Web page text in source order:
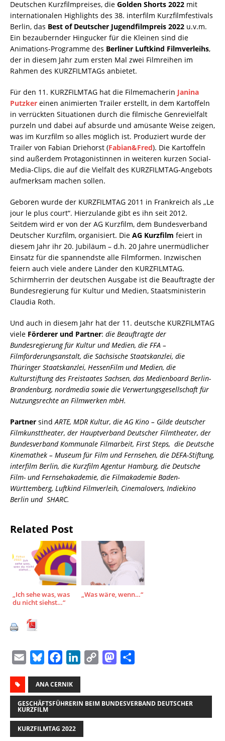
Deutschen Kurzfilmpreises, die Golden Shorts 2022 mit
internationalen Highlights des 38. interfilm Kurzfilmfestivals
Berlin, das Best of Deutscher Jugendfilmpreis 2022 u.v.m.
Ein bezaubernder Hingucker für die Kleinen sind die
Animations-Programme des Berliner Luftkind Filmverleihs,
der in diesem Jahr zum ersten Mal zwei Filmreihen im
Rahmen des KURZFILMTAGs anbietet.
Für den 11. KURZFILMTAG hat die Filmemacherin Janina
Putzker einen animierten Trailer erstellt, in dem Kartoffeln
in verrückten Situationen durch die filmische Genrevielfalt
purzeln und dabei auf absurde und amüsante Weise zeigen,
was im Kurzfilm so alles möglich ist. Produziert wurde der
Trailer von Fabian Driehorst (Fabian&Fred). Die Kartoffeln
sind außerdem Protagonistinnen in weiteren kurzen Social-
Media-Clips, die auf die Vielfalt des KURZFILMTAG-Angebots
aufmerksam machen sollen.
Geboren wurde der KURZFILMTAG 2011 in Frankreich als „Le
jour le plus court“. Hierzulande gibt es ihn seit 2012.
Seitdem wird er von der AG Kurzfilm, dem Bundesverband
Deutscher Kurzfilm, organisiert. Die AG Kurzfilm feiert in
diesem Jahr ihr 20. Jubiläum – d.h. 20 Jahre unermüdlicher
Einsatz für die spannendste alle Filmformen. Inzwischen
feiern auch viele andere Länder den KURZFILMTAG.
Schirmherrin der deutschen Ausgabe ist die Beauftragte der
Bundesregierung für Kultur und Medien, Staatsministerin
Claudia Roth.
Und auch in diesem Jahr hat der 11. deutsche KURZFILMTAG
viele Förderer und Partner: die Beauftragte der
Bundesregierung für Kultur und Medien, die FFA –
Filmförderungsanstalt, die Sächsische Staatskanzlei, die
Thüringer Staatskanzlei, HessenFilm und Medien, die
Kulturstiftung des Freistaates Sachsen, das Medienboard Berlin-
Brandenburg, nordmedia sowie die Verwertungsgesellschaft für
Nutzungsrechte an Filmwerken mbH.
Partner sind ARTE, MDR Kultur, die AG Kino – Gilde deutscher
Filmkunsttheater, der Hauptverband Deutscher Filmtheater, der
Bundesverband Kommunale Filmarbeit, First Steps, die Deutsche
Kinemathek – Museum für Film und Fernsehen, die DEFA-Stiftung,
interfilm Berlin, die Kurzfilm Agentur Hamburg, die Deutsche
Film- und Fernsehakademie, die Filmakademie Baden-
Württemberg, Luftkind Filmverleih, Cinemalovers, Indiekino
Berlin und SHARC.
Related Post
„Ich sehe was, was
du nicht siehst…“
„Was wäre, wenn…“
i
l
u
e
s
k
c
e
o
k
y
M
t
l
ANA CERNIK
GESCHÄFTSFÜHRERIN BEIM BUNDESVERBAND DEUTSCHER
KURZFILM
KURZFILMTAG 2022